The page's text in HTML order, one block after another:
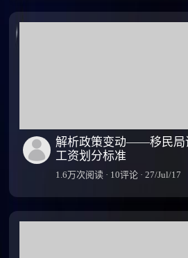
解析政策变动——移民局
工资划分标准
1.6万次阅读 · 10评论 · 27/Jul/17